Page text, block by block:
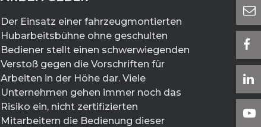
Der Einsatz einer fahrzeugmontierten
Hubarbeitsbühne ohne geschulten
Bediener stellt einen schwerwiegenden
Verstoß gegen die Vorschriften für
Arbeiten in der Höhe dar. Viele
Unternehmen gehen immer noch das
Risiko ein, nicht zertifizierten
Mitarbeitern die Bedienung dieser